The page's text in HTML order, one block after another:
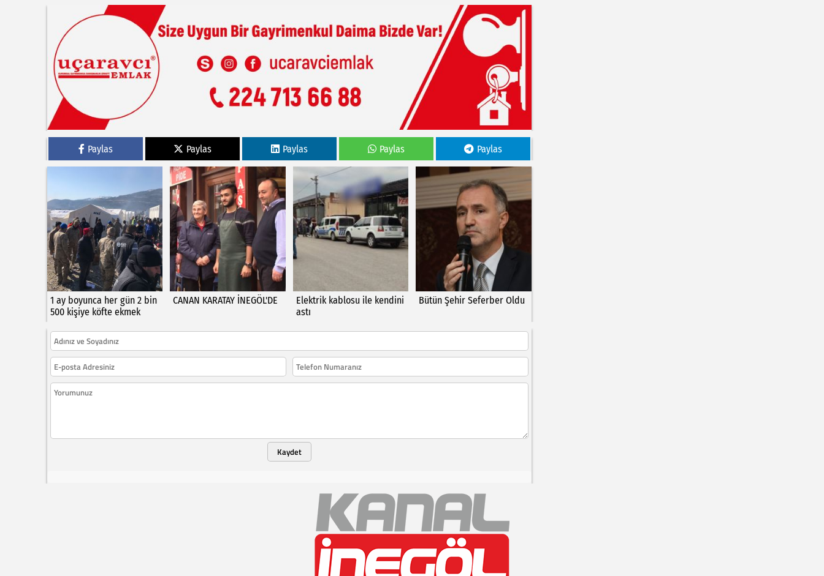
Paylas Paylas Paylas Paylas Paylas
1 ay boyunca her gün 2 bin
500 kişiye köfte ekmek
CANAN KARATAY İNEGÖL'DE
Elektrik kablosu ile kendini
astı
Bütün Şehir Seferber Oldu
Kaydet